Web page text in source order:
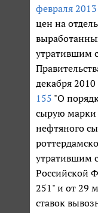
февраля 2013
цен на
утратившим
декабря 2010
155 "О
сырую
нефтяного
утратившим
Российской
251" и от 29
ставок